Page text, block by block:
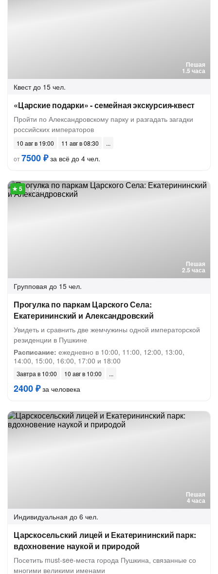
Пешая
1.5 часа
Квест до 15 чел.
«Царские подарки» - семейная экскурсия-квест
Пройти по Александровскому парку и разгадать загадки
российских императоров
10 авг в 19:00
11 авг в 08:30
от7500 ₽за всё до 4 чел.
Пешая
2.5 часа
1 отзыв
Групповая до 15 чел.
Прогулка по паркам Царского Села:
Екатерининский и Александровский
Увидеть и сравнить две жемчужины одной императорской
резиденции в Пушкине
Расписание: ежедневно в 10:00, 11:00, 12:00, 13:00,
14:00, 15:00, 16:00, 17:00 и 18:00
Завтра в 10:00 10 авг в 10:00
2400 ₽за человека
Пешая
4 часа
Индивидуальная до 6 чел.
Царскосельский лицей и Екатерининский парк:
вдохновение наукой и природой
Посетить must-see-места города Пушкина, связанные со
многими великими именами